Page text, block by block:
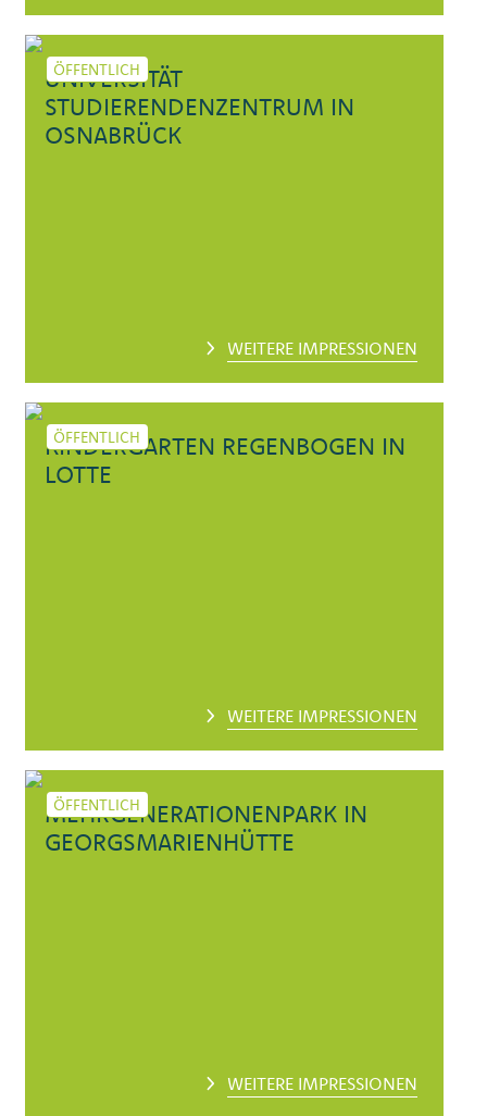
UNIVERSITÄT
STUDIERENDENZENTRUM IN
OSNABRÜCK
ÖFFENTLICH
WEITERE IMPRESSIONEN
KINDERGARTEN REGENBOGEN IN
LOTTE
ÖFFENTLICH
WEITERE IMPRESSIONEN
MEHRGENERATIONENPARK IN
GEORGSMARIENHÜTTE
ÖFFENTLICH
WEITERE IMPRESSIONEN